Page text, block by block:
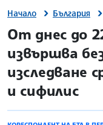
Начало България
site.bta
От днес до
извършва
изследване
и сифилис